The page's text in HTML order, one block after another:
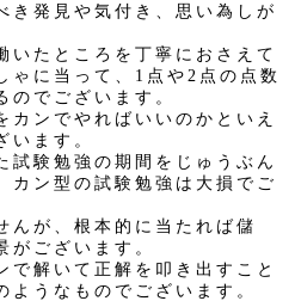
き発見や気付き、思い為しが
いたところを丁寧におさえて
ゃに当って、1点や2点の点数
のでございます。
カンでやればいいのかといえ
います。
試験勉強の期間をじゅうぶん
カン型の試験勉強は大損でご
んが、根本的に当たれば儲
がございます。
で解いて正解を叩き出すこと
ようなものでございます。